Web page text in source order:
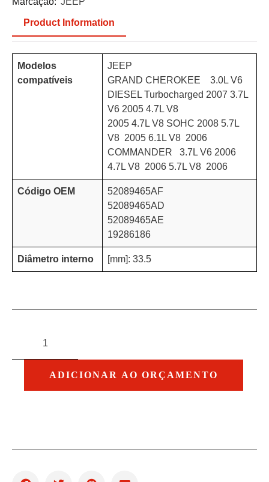
Product Information
Modelos
compatíveis
JEEP
GRAND CHEROKEE 3.0L V6
DIESEL Turbocharged 2007 3.7L
V6 2005 4.7L V8
2005 4.7L V8 SOHC 2008 5.7L
V8 2005 6.1L V8 2006
COMMANDER 3.7L V6 2006
4.7L V8 2006 5.7L V8 2006
Código OEM
52089465AF
52089465AD
52089465AE
19286186
Diâmetro interno [mm]: 33.5
ADICIONAR AO ORÇAMENTO